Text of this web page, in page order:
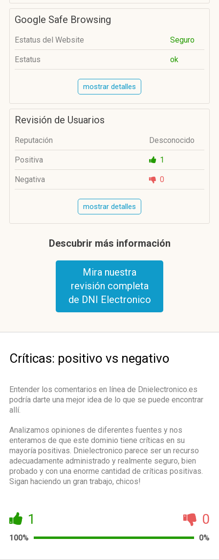
Google Safe Browsing
Estatus del Website Seguro
Estatus ok
mostrar detalles
Revisión de Usuarios
Reputación Desconocido
Positiva 1
Negativa 0
mostrar detalles
Descubrir más información
Mira nuestra
revisión completa
de DNI Electronico
Críticas: positivo vs negativo
Entender los comentarios en línea de Dnielectronico.es
podría darte una mejor idea de lo que se puede encontrar
allí.
Analizamos opiniones de diferentes fuentes y nos
enteramos de que este dominio tiene críticas en su
mayoría positivas. Dnielectronico parece ser un recurso
adecuadamente administrado y realmente seguro, bien
probado y con una enorme cantidad de críticas positivas.
Sigan haciendo un gran trabajo, chicos!
1
100% 0%
0